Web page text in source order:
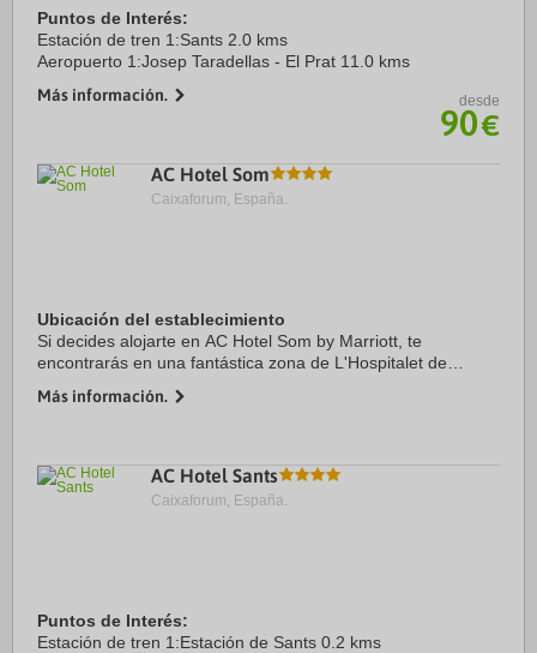
Puntos de Interés:
Estación de tren 1:Sants 2.0 kms
Aeropuerto 1:Josep Taradellas - El Prat 11.0 kms
Más información.
desde
90€
AC Hotel Som
Caixaforum, España.
Ubicación del establecimiento
Si decides alojarte en AC Hotel Som by Marriott, te
encontrarás en una fantástica zona de L'Hospitalet de
minutos en coche de Puerto de Barcelona y ...
Más información.
AC Hotel Sants
Caixaforum, España.
Puntos de Interés:
Estación de tren 1:Estación de Sants 0.2 kms